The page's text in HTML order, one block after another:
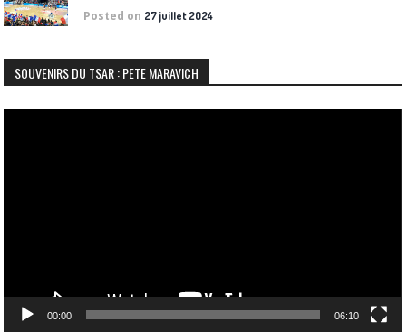
Posted on 27 juillet 2024
SOUVENIRS DU TSAR : PETE MARAVICH
00:00 06:10